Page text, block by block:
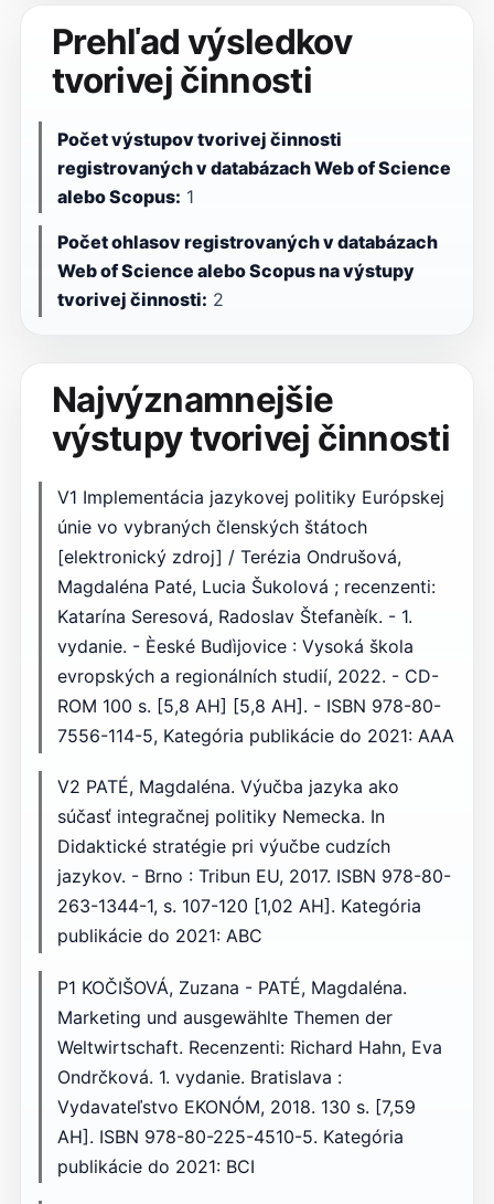
Prehľad výsledkov
tvorivej činnosti
Počet výstupov tvorivej činnosti
registrovaných v databázach Web of Science
alebo Scopus: 1
Počet ohlasov registrovaných v databázach
Web of Science alebo Scopus na výstupy
tvorivej činnosti: 2
Najvýznamnejšie
výstupy tvorivej činnosti
V1 Implementácia jazykovej politiky Európskej
únie vo vybraných členských štátoch
[elektronický zdroj] / Terézia Ondrušová,
Magdaléna Paté, Lucia Šukolová ; recenzenti:
Katarína Seresová, Radoslav Štefanèík. - 1.
vydanie. - Èeské Budìjovice : Vysoká škola
evropských a regionálních studií, 2022. - CD-
ROM 100 s. [5,8 AH] [5,8 AH]. - ISBN 978-80-
7556-114-5, Kategória publikácie do 2021: AAA
V2 PATÉ, Magdaléna. Výučba jazyka ako
súčasť integračnej politiky Nemecka. In
Didaktické stratégie pri výučbe cudzích
jazykov. - Brno : Tribun EU, 2017. ISBN 978-80-
263-1344-1, s. 107-120 [1,02 AH]. Kategória
publikácie do 2021: ABC
P1 KOČIŠOVÁ, Zuzana - PATÉ, Magdaléna.
Marketing und ausgewählte Themen der
Weltwirtschaft. Recenzenti: Richard Hahn, Eva
Ondrčková. 1. vydanie. Bratislava :
Vydavateľstvo EKONÓM, 2018. 130 s. [7,59
AH]. ISBN 978-80-225-4510-5. Kategória
publikácie do 2021: BCI